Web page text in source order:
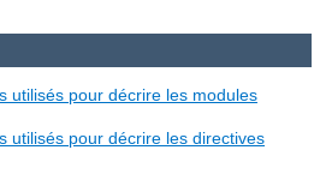
utilisés pour décrire les modules
utilisés pour décrire les directives